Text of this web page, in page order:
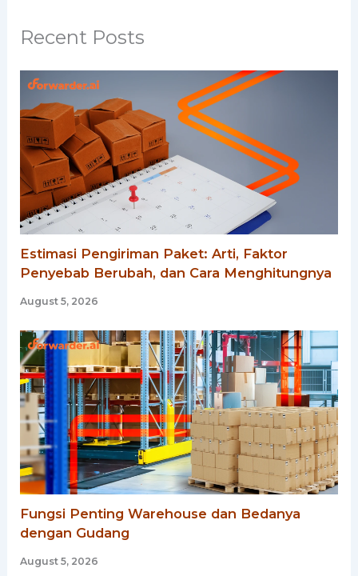
Recent Posts
Estimasi Pengiriman Paket: Arti, Faktor
Penyebab Berubah, dan Cara Menghitungnya
August 5, 2026
Fungsi Penting Warehouse dan Bedanya
dengan Gudang
August 5, 2026